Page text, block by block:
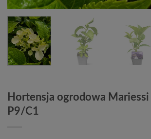
Hortensja ogrodowa
P9/C1